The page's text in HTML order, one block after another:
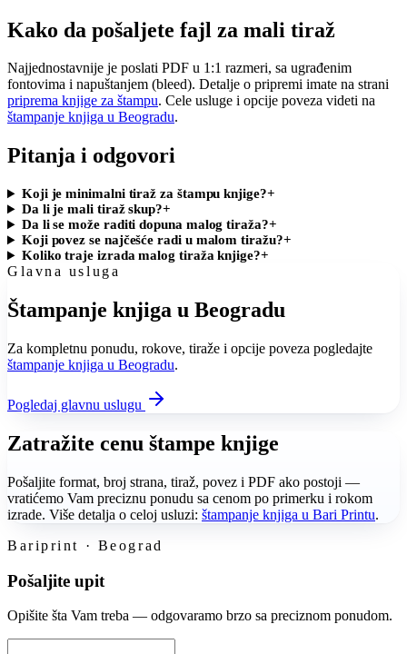
Kako da pošaljete fajl za mali tiraž
Najjednostavnije je poslati PDF u 1:1 razmeri, sa ugrađenim
fontovima i napuštanjem (bleed). Detalje o pripremi imate na strani
priprema knjige za štampu. Cele usluge i opcije poveza videti na
štampanje knjiga u Beogradu.
Pitanja i odgovori
Koji je minimalni tiraž za štampu knjige?+
Da li je mali tiraž skup?+
Da li se može raditi dopuna malog tiraža?+
Koji povez se najčešće radi u malom tiražu?+
Koliko traje izrada malog tiraža knjige?+
Glavna usluga
Štampanje knjiga u Beogradu
Za kompletnu ponudu, rokove, tiraže i opcije poveza pogledajte
štampanje knjiga u Beogradu.
Pogledaj glavnu uslugu
Zatražite cenu štampe knjige
Pošaljite format, broj strana, tiraž, povez i PDF ako postoji —
vratićemo Vam preciznu ponudu sa cenom po primerku i rokom
izrade. Više detalja o celoj usluzi: štampanje knjiga u Bari Printu.
Bariprint · Beograd
Pošaljite upit
Opišite šta Vam treba — odgovaramo brzo sa preciznom ponudom.